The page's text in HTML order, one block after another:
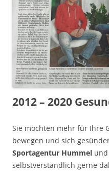
2012 – 2020
Sie möchten mehr für Ihre
bewegen und sich
Sportagentur Hummel
selbstverständlich gerne